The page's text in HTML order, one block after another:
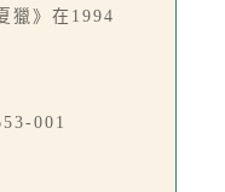
獵》在1994
001